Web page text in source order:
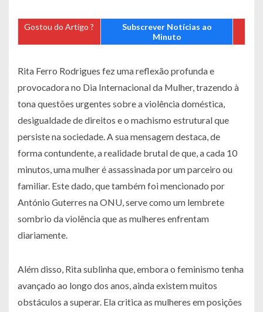
Gostou do Artigo ?
Subscrever Notícias ao
Minuto
Rita Ferro Rodrigues fez uma reflexão profunda e
provocadora no Dia Internacional da Mulher, trazendo à
tona questões urgentes sobre a violência doméstica,
desigualdade de direitos e o machismo estrutural que
persiste na sociedade. A sua mensagem destaca, de
forma contundente, a realidade brutal de que, a cada 10
minutos, uma mulher é assassinada por um parceiro ou
familiar. Este dado, que também foi mencionado por
António Guterres na ONU, serve como um lembrete
sombrio da violência que as mulheres enfrentam
diariamente.
Além disso, Rita sublinha que, embora o feminismo tenha
avançado ao longo dos anos, ainda existem muitos
obstáculos a superar. Ela critica as mulheres em posições